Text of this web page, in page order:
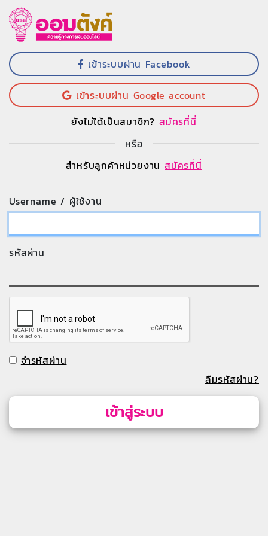
เข้าระบบผ่าน Facebook
เข้าระบบผ่าน Google account
ยังไม่ได้เป็นสมาชิก? สมัครที่นี่
หรือ
สำหรับลูกค้าหน่วยงาน สมัครที่นี่
Username / ผู้ใช้งาน
รหัสผ่าน
จำรหัสผ่าน
ลืมรหัสผ่าน?
เข้าสู่ระบบ